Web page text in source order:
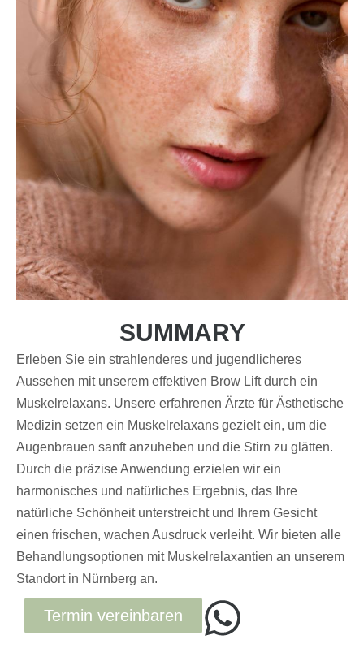
SUMMARY
Erleben Sie ein strahlenderes und jugendlicheres
Aussehen mit unserem effektiven Brow Lift durch ein
Muskelrelaxans. Unsere erfahrenen Ärzte für Ästhetische
Medizin setzen ein Muskelrelaxans gezielt ein, um die
Augenbrauen sanft anzuheben und die Stirn zu glätten.
Durch die präzise Anwendung erzielen wir ein
harmonisches und natürliches Ergebnis, das Ihre
natürliche Schönheit unterstreicht und Ihrem Gesicht
einen frischen, wachen Ausdruck verleiht. Wir bieten alle
Behandlungsoptionen mit Muskelrelaxantien an unserem
Standort in Nürnberg an.
Termin vereinbaren